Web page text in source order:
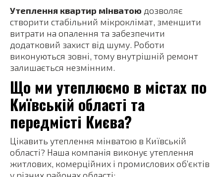
Утеплення квартир мінватою дозволяє
створити стабільний мікроклімат, зменшити
витрати на опалення та забезпечити
додатковий захист від шуму. Роботи
виконуються зовні, тому внутрішній ремонт
залишається незмінним.
Що ми утеплюємо в містах по
Київській області та
передмісті Києва?
Цікавить утеплення мінватою в Київській
області? Наша компанія виконує утеплення
житлових, комерційних і промислових об’єктів